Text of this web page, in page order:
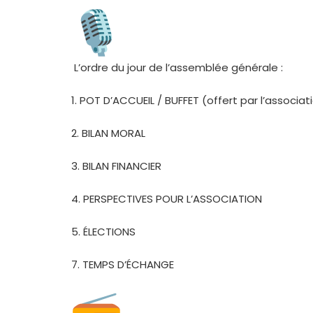
L’ordre du jour de l’assemblée générale :
1. POT D’ACCUEIL / BUFFET (offert par
2. BILAN MORAL
3. BILAN FINANCIER
4. PERSPECTIVES POUR L’ASSOCIATION
5. ÉLECTIONS
7. TEMPS D’ÉCHANGE